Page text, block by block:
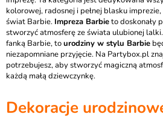
kolorowej, radosnej i pełnej blasku
świat Barbie. Impreza Barbieto doskonały
stworzyć atmosferę ze świata ulubionej
fanką Barbie, tourodziny w stylu Barbie
niezapomniane przyjęcie. Na Partybox.pl
potrzebujesz, aby stworzyć magiczną
każdą małą dziewczynkę.
Dekoracje